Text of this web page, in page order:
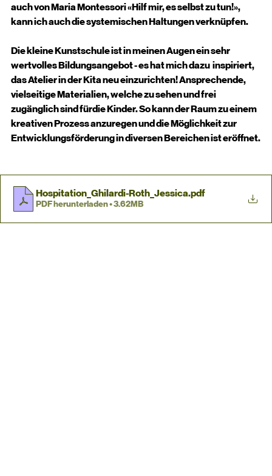
auch von Maria Montessori «Hilf mir, es selbst zu tun!»,
kann ich auch die systemischen Haltungen verknüpfen.
Die kleine Kunstschule ist in meinen Augen ein sehr
wertvolles Bildungsangebot - es hat mich dazu  inspiriert,
das Atelier in der Kita neu einzurichten! Ansprechende,
vielseitige Materialien, welche zu sehen und frei
zugänglich sind fürdie Kinder. So kann der Raum zu einem
kreativen Prozess anzuregen und die Möglichkeit zur
Entwicklungsförderung in diversen Bereichen ist eröffnet.
Hospitation_Ghilardi-Roth_Jessica.pdf
PDF herunterladen • 3.62MB